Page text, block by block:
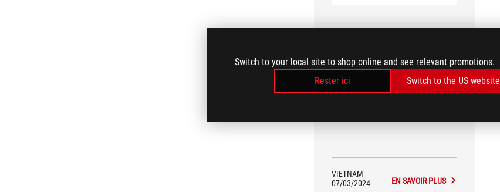
Switch to your local site to shop online and see relevant promotions.
Rester ici
Switch to the US website
VIETNAM
07/03/2024
EN SAVOIR PLUS